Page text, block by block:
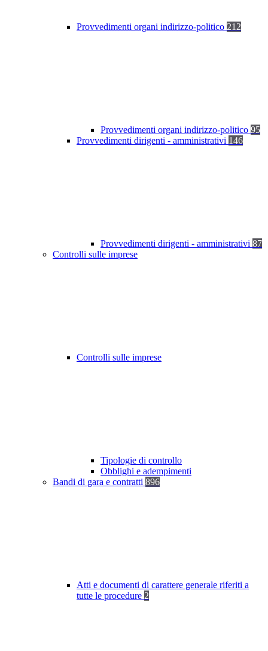
Provvedimenti organi indirizzo-politico 212
Provvedimenti organi indirizzo-politico 95
Provvedimenti dirigenti - amministrativi 146
Provvedimenti dirigenti - amministrativi 87
Controlli sulle imprese
Controlli sulle imprese
Tipologie di controllo
Obblighi e adempimenti
Bandi di gara e contratti 896
Atti e documenti di carattere generale riferiti a
tutte le procedure 2